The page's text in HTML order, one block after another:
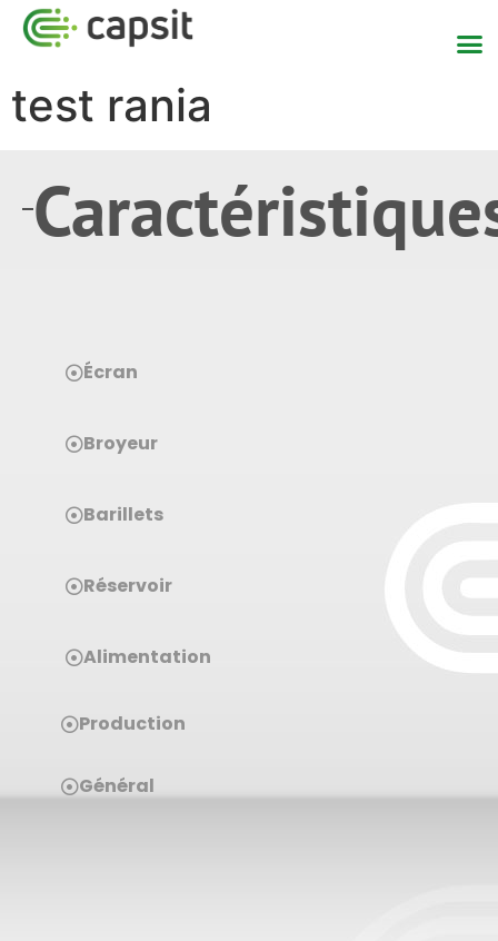
test rania
Écran
Broyeur
Barillets
Réservoir
Alimentation
Production
Général